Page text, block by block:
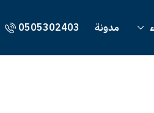
مدونة 0505302403